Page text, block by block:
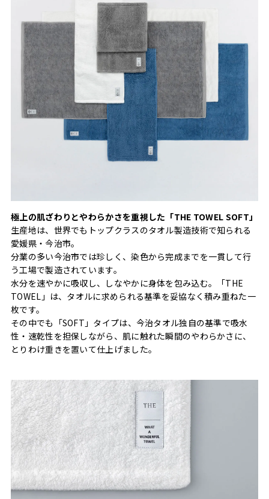
極上の肌ざわりとやわらかさを重視した「THE TOWEL SOFT」
生産地は、世界でもトップクラスのタオル製造技術で知られる
愛媛県・今治市。
分業の多い今治市では珍しく、染色から完成までを一貫して行
う工場で製造されています。
水分を速やかに吸収し、しなやかに身体を包み込む。「THE
TOWEL」は、タオルに求められる基準を妥協なく積み重ねた一
枚です。
その中でも「SOFT」タイプは、今治タオル独自の基準で吸水
性・速乾性を担保しながら、肌に触れた瞬間のやわらかさに、
とりわけ重きを置いて仕上げました。